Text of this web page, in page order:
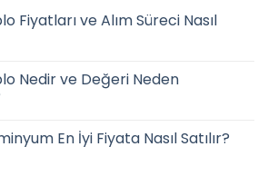
Fiyatları ve Alım Süreci Nasıl
Nedir ve Değeri Neden
En İyi Fiyata Nasıl Satılır?